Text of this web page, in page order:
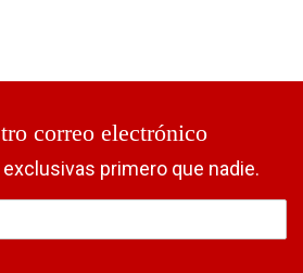
correo electrónico
primero que nadie.